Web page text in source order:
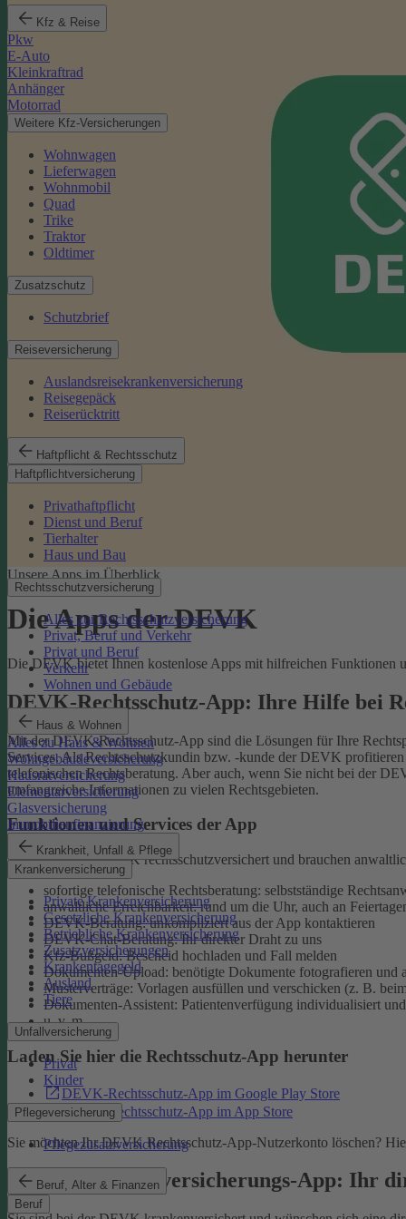
Kfz & Reise
Pkw
E-Auto
Kleinkraftrad
Anhänger
Motorrad
Weitere Kfz-Versicherungen
Wohnwagen
Lieferwagen
Wohnmobil
Quad
Trike
Traktor
Oldtimer
Zusatzschutz
Schutzbrief
Reiseversicherung
Auslandsreisekrankenversicherung
Reisegepäck
Reiserücktritt
Haftpflicht & Rechtsschutz
Haftpflichtversicherung
Privathaftpflicht
Dienst und Beruf
Tierhalter
Haus und Bau
Rechtsschutzversicherung
Alles zur Rechtsschutzversicherung
Privat, Beruf und Verkehr
Privat und Beruf
Verkehr
Wohnen und Gebäude
Haus & Wohnen
Alles zu Haus & Wohnen
Wohngebäudeversicherung
Hausratversicherung
Elementarversicherung
Glasversicherung
Immobilienfinanzierung
Krankheit, Unfall & Pflege
Krankenversicherung
Private Krankenversicherung
Gesetzliche Krankenversicherung
Betriebliche Krankenversicherung
Zusatzversicherungen
Krankentagegeld
Ausland
Tiere
Unfallversicherung
Privat
Kinder
Pflegeversicherung
Pflegezusatzversicherung
Beruf, Alter & Finanzen
Beruf
Unsere Apps im Überblick
Die Apps der DEVK
Die DEVK bietet Ihnen kostenlose Apps mit hilfreichen Funktionen
DEVK-Rechtsschutz-App: Ihre Hilfe bei
Mit der DEVK-Rechtsschutz-App sind die Lösungen für Ihre
Services. Als Rechtsschutzkundin bzw. -kunde der DEVK
telefonischen Rechtsberatung. Aber auch, wenn Sie nicht bei der
umfangreiche Informationen zu vielen Rechtsgebieten.
Funktionen und Services der App
Sie sind bei der DEVK rechtsschutzversichert und brauchen
sofortige telefonische Rechtsberatung: selbstständige
anwaltliche Erreichbarkeit: rund um die Uhr, auch an
DEVK-Beratung: unkompliziert aus der App kontaktieren
DEVK-Chat-Beratung: Ihr direkter Draht zu uns
Kfz-Bußgeld: Bescheid hochladen und Fall melden
Dokumenten-Upload: benötigte Dokumente fotografieren
Musterverträge: Vorlagen ausfüllen und verschicken (z. B.
Dokumenten-Assistent: Patientenverfügung individualisiert
u. v. m.
Laden Sie hier die Rechtsschutz-App herunter
DEVK-Rechtsschutz-App im Google Play Store
DEVK-Rechtsschutz-App im App Store
Sie möchten Ihr DEVK Rechtsschutz-App-Nutzerkonto löschen?
DEVK-Krankenversicherungs-App: Ihr